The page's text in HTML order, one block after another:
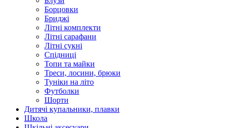
Борцовки
Бриджі
Літні комплекти
Літні сарафани
Літні сукні
Спідниці
Топи та майки
Треси, лосини, брюки
Туніки на літо
Футболки
Шорти
Дитячі купальники, плавки
Школа